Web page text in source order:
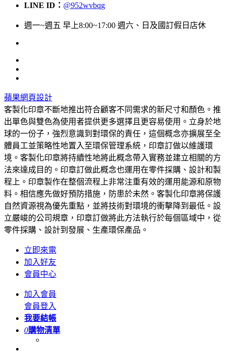
LINE ID： @952wvbqg
週一~週五 早上8:00~17:00 週六、日及國訂假日店休
蘋果網頁設計
客製化印章不斷地推出符合顧客不同需求的新尺寸和顏色。推
出單色與雙色為使用者提供更多選擇且更容易使用。立身於地
球的一份子，強烈意識到對環保的責任，這個概念亦擴展至全
體員工並策略性地置入至環保管理系統，印章訂做以維護環
境。客製化印章將持續性地將此概念帶入實務並建立相關的方
法來達成目的。印章訂做此概念也運用在零件採購、設計和製
程上。印章製作在整個流程上非常注重有效的運用能源和原物
料。相信應先做好預防措施，防患於未然。客製化印章將保護
自然資源視為優先重點，並將技術對環境的衝擊降到最低。設
立嚴峻的公司規章，印章訂做將此方法執行於每個區域中，從
零件採購、設計到發展、生產環保產品。
立即來電
加入好友
會員中心
加入會員
會員登入
我要結帳
0購物清單